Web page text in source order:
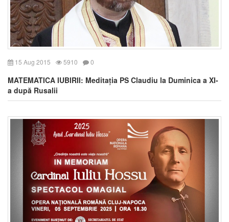
15 Aug 2015 5910 0
MATEMATICA IUBIRII: Meditația PS Claudiu la Duminica a XI-
a după Rusalii